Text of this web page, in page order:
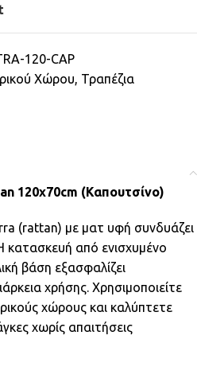
120-CAP
Χώρου, Τραπέζια
120x70cm (Καπουτσίνο)
(rattan) με ματ υφή συνδυάζει
κατασκευή από ενισχυμένο
βάση εξασφαλίζει
χρήσης. Χρησιμοποιείτε
χώρους και καλύπτετε
χωρίς απαιτήσεις